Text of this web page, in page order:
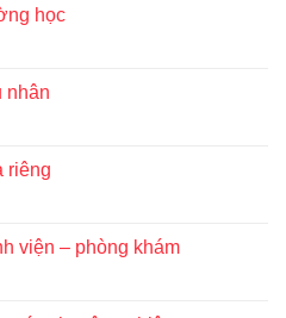
học
nhân
riêng
viện – phòng khám